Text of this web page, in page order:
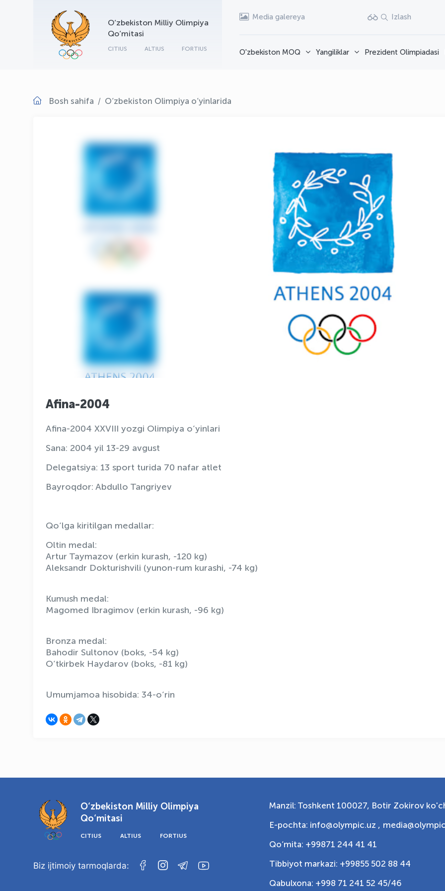
O‘zbekiston Milliy Olimpiya
Qo‘mitasi
CITIUS ALTIUS FORTIUS
Media galereya Izlash
O'zbekiston MOQ Yangiliklar Prezident Olimpiadasi
Bosh sahifa O‘zbekiston Olimpiya o‘yinlarida
Afina-2004
Afina-2004 XXVIII yozgi Olimpiya o‘yinlari
Sana: 2004 yil 13-29 avgust
Delegatsiya: 13 sport turida 70 nafar atlet
Bayroqdor: Abdullo Tangriyev
Qo‘lga kiritilgan medallar:
Oltin medal:
Artur Taymazov (erkin kurash, -120 kg)
Aleksandr Dokturishvili (yunon-rum kurashi, -74 kg)
Kumush medal:
Magomed Ibragimov (erkin kurash, -96 kg)
Bronza medal:
Bahodir Sultonov (boks, -54 kg)
O‘tkirbek Haydarov (boks, -81 kg)
Umumjamoa hisobida: 34-o‘rin
O‘zbekiston Milliy Olimpiya
Qo‘mitasi
CITIUS ALTIUS FORTIUS
Biz ijtimoiy tarmoqlarda:
Manzil: Toshkent 100027, Botir Zokirov
E-pochta: info@olympic.uz ,
Qo‘mita: +99871 244 41 41
Tibbiyot markazi: +99855 502 88 44
Qabulxona: +998 71 241 52 45/46